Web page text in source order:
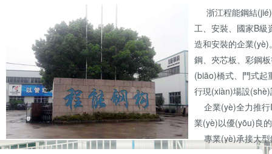
浙江程能鋼結(jié)
工、安裝、
造和安裝的企業(yè)
鋼、夾芯板、彩鋼
(biāo)橋式、門式
行現(xiàn)場設(shè)
企業(yè)全力推行
業(yè)以優(yōu)良的
專業(yè)承接大型鋼構